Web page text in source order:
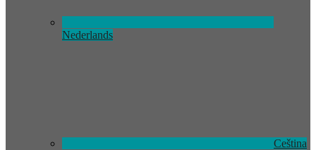
Nederlands
Ceština